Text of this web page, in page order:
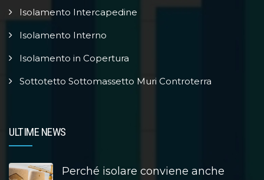
Isolamento Intercapedine
Isolamento Interno
Isolamento in Copertura
Sottotetto Sottomassetto Muri Controterra
ULTIME NEWS
Perché isolare conviene anche